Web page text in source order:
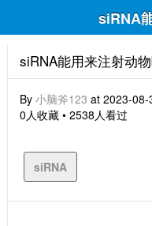
siRNA
siRNA能用来注射动
By 小脑斧123 at 2023-08-
0人收藏 • 2538人看过
siRNA